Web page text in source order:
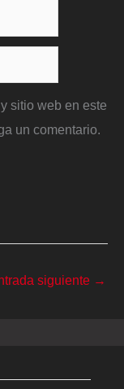
sitio web en este
un comentario.
siguiente →